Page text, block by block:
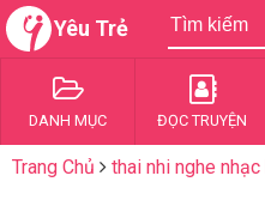
Yêu Trẻ
DANH MỤC ĐỌC TRUYỆN
Trang Chủ thai nhi nghe